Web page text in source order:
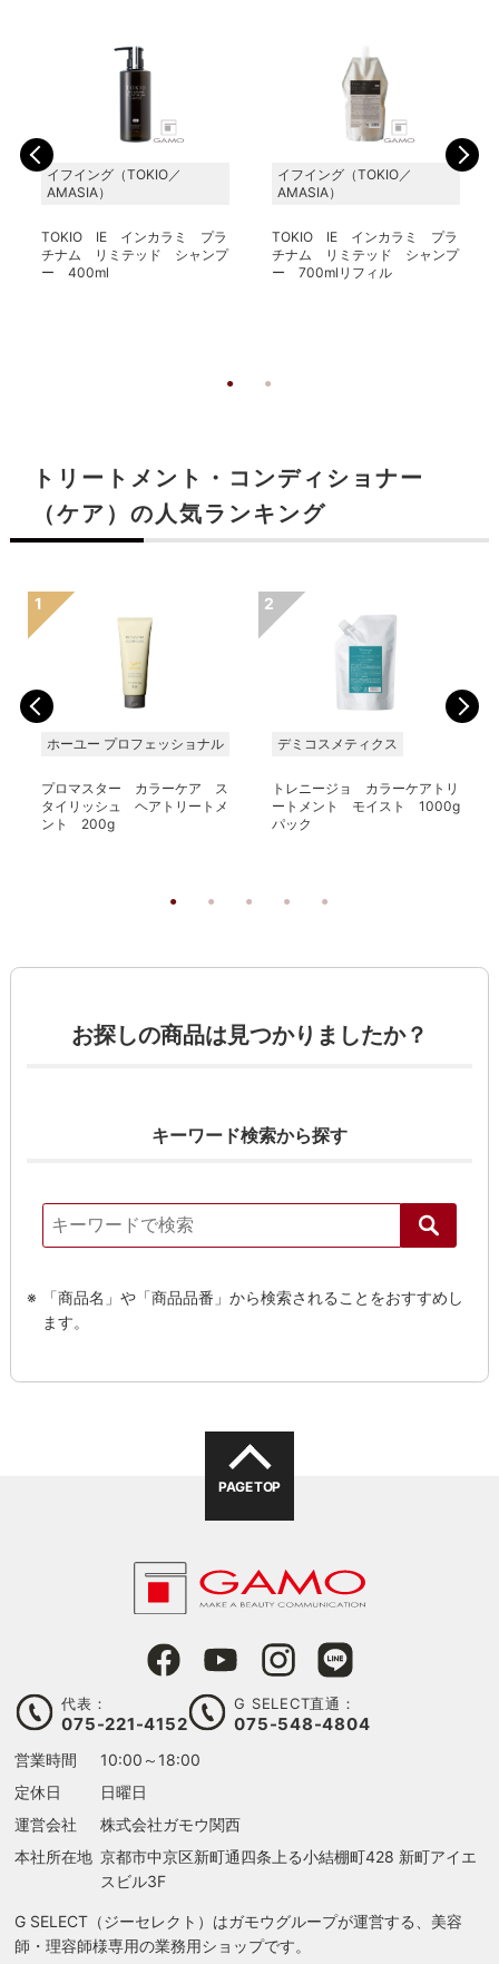
イフイング（TOKIO／
AMASIA）
TOKIO IE インカラミ プラ
チナム リミテッド シャンプ
ー 400ml
イフイング（TOKIO／
AMASIA）
TOKIO IE インカラミ プラ
チナム リミテッド シャンプ
ー 700mlリフィル
トリートメント・コンディショナー
（ケア）の人気ランキング
ホーユー プロフェッショナル
プロマスター カラーケア ス
タイリッシュ ヘアトリートメ
ント 200g
デミコスメティクス
トレニージョ カラーケアトリ
ートメント モイスト 1000g
パック
お探しの商品は見つかりましたか？
キーワード検索から探す
「商品名」や「商品品番」から検索されることをおすすめし
ます。
PAGE TOP
代表：
075-221-4152
G SELECT直通：
075-548-4804
営業時間
10:00～18:00
定休日
日曜日
運営会社
株式会社ガモウ関西
本社所在地 京都市中京区新町通四条上る小結棚町428 新町アイエ
スビル3F
G SELECT（ジーセレクト）はガモウグループが運営する、美容
師・理容師様専用の業務用ショップです。